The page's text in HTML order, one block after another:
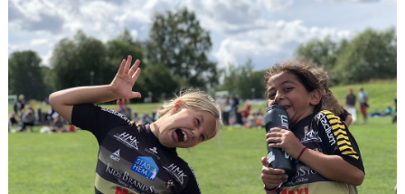
MATCHER
BÖRJA I SKILJEBO SK
BOKNING KLUBBHUSET
VÅR HISTORIA